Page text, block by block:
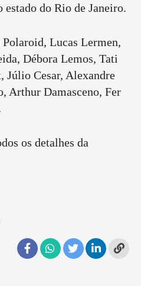
estado do Rio de Janeiro.
Lucas Lermen,
Débora Lemos, Tati
Júlio Cesar, Alexandre
Arthur Damasceno, Fer
os detalhes da